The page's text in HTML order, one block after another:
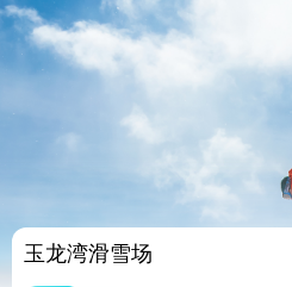
玉龙湾滑雪场
